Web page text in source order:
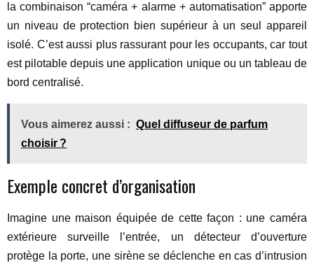
la combinaison “caméra + alarme + automatisation” apporte
un niveau de protection bien supérieur à un seul appareil
isolé. C’est aussi plus rassurant pour les occupants, car tout
est pilotable depuis une application unique ou un tableau de
bord centralisé.
Vous aimerez aussi : Quel diffuseur de parfum
choisir ?
Exemple concret d’organisation
Imagine une maison équipée de cette façon : une caméra
extérieure surveille l’entrée, un détecteur d’ouverture
protège la porte, une sirène se déclenche en cas d’intrusion